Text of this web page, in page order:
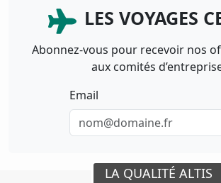
LES VOYAGES
Abonnez-vous pour recevoir nos
aux comités
Email
LA QUALITÉ ALTIS